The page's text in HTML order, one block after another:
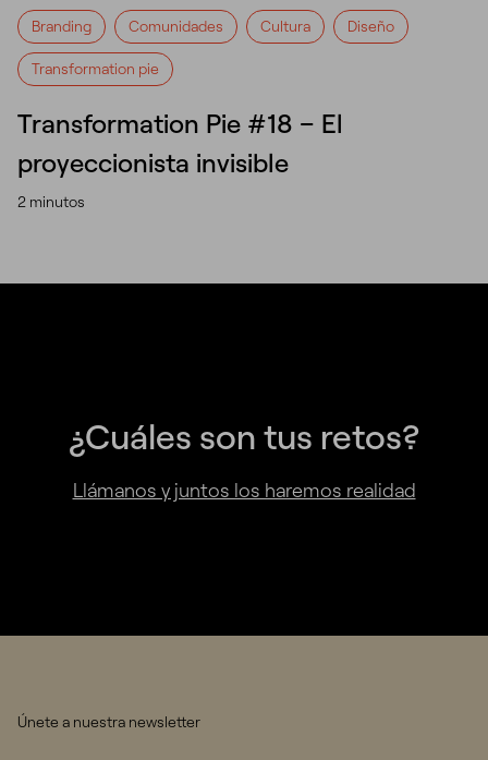
Branding Comunidades Cultura Diseño
Transformation pie
Transformation Pie #18 – El
proyeccionista invisible
2 minutos
¿Cuáles son tus retos?
Llámanos y juntos los haremos realidad
Únete a nuestra newsletter